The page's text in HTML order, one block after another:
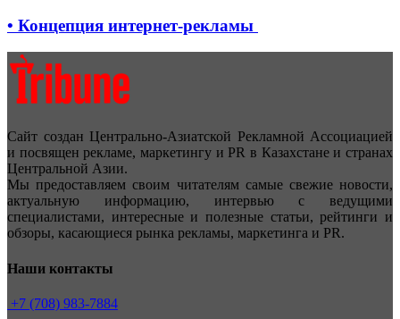
• Концепция интернет-рекламы
Сайт создан Центрально-Азиатской Рекламной Ассоциацией
и посвящен рекламе, маркетингу и PR в Казахстане и странах
Центральной Азии.
Мы предоставляем своим читателям самые свежие новости,
актуальную информацию, интервью с ведущими
специалистами, интересные и полезные статьи, рейтинги и
обзоры, касающиеся рынка рекламы, маркетинга и PR.
Наши контакты
+7 (708) 983-7884